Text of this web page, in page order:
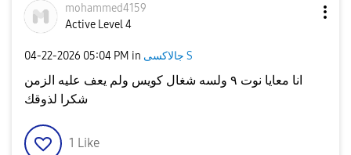
mohammed4159
Active Level 4
‎04-22-2026 05:04 PM in جالاكسى S
انا معايا نوت ٩ ولسه شغال كويس ولم يعف عليه الزمن
شكرا لذوقك
1 Like